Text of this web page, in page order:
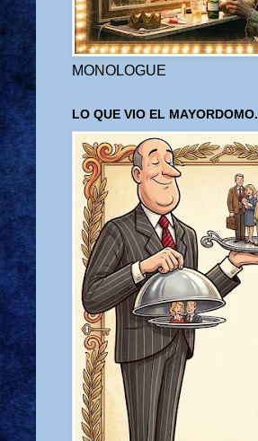
MONOLOGUE
LO QUE VIO EL MAYORDOMO.